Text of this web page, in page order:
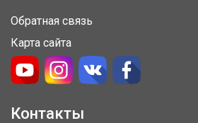
Обратная связь
Карта сайта
Контакты